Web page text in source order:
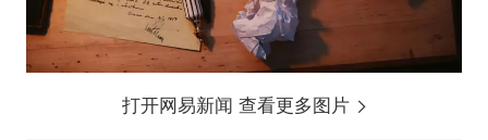
打开网易新闻 查看更多图片